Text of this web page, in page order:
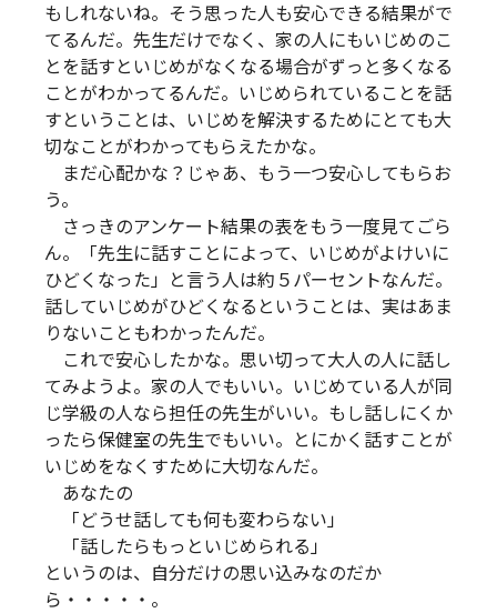
もしれないね。そう思った人も安心できる結果がで
てるんだ。先生だけでなく、家の人にもいじめのこ
とを話すといじめがなくなる場合がずっと多くなる
ことがわかってるんだ。いじめられていることを話
すということは、いじめを解決するためにとても大
切なことがわかってもらえたかな。
まだ心配かな？じゃあ、もう一つ安心してもらお
う。
さっきのアンケート結果の表をもう一度見てごら
ん。「先生に話すことによって、いじめがよけいに
ひどくなった」と言う人は約５パーセントなんだ。
話していじめがひどくなるということは、実はあま
りないこともわかったんだ。
これで安心したかな。思い切って大人の人に話し
てみようよ。家の人でもいい。いじめている人が同
じ学級の人なら担任の先生がいい。もし話しにくか
ったら保健室の先生でもいい。とにかく話すことが
いじめをなくすために大切なんだ。
あなたの
「どうせ話しても何も変わらない」
「話したらもっといじめられる」
というのは、自分だけの思い込みなのだか
ら・・・・・。